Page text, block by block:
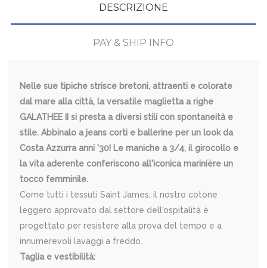
DESCRIZIONE
PAY & SHIP INFO
Nelle sue tipiche strisce bretoni, attraenti e colorate
dal mare alla città, la versatile maglietta a righe
GALATHEE II si presta a diversi stili con spontaneità e
stile. Abbinalo a jeans corti e ballerine per un look da
Costa Azzurra anni '30! Le maniche a 3/4, il girocollo e
la vita aderente conferiscono all'iconica marinière un
tocco femminile.
Come tutti i tessuti Saint James, il nostro cotone
leggero approvato dal settore dell'ospitalità è
progettato per resistere alla prova del tempo e a
innumerevoli lavaggi a freddo.
Taglia e vestibilità: